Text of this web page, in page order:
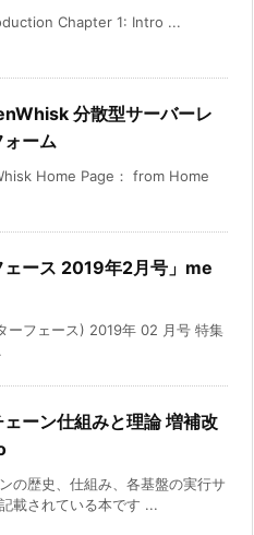
Chapter 1: Intro ...
分散型サーバーレ
ォーム
Home Page： from Home
ェース 2019年2月号」me
ーフェース) 2019年 02 月号 特集
ェーン仕組みと理論 増補改
の歴史、仕組み、各基盤の実行サ
載されている本です ...